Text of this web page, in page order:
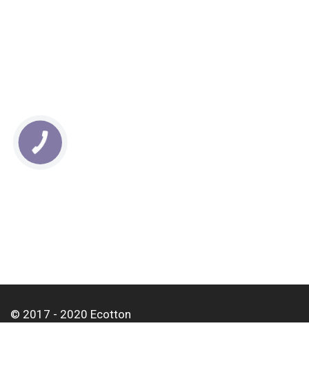
© 2017 - 2020 Ecotton
КНОПКА
СВЯЗИ